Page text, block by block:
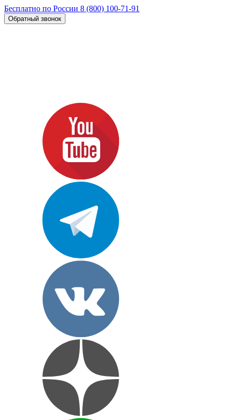
Бесплатно по России 8 (800) 100-71-91
Обратный звонок